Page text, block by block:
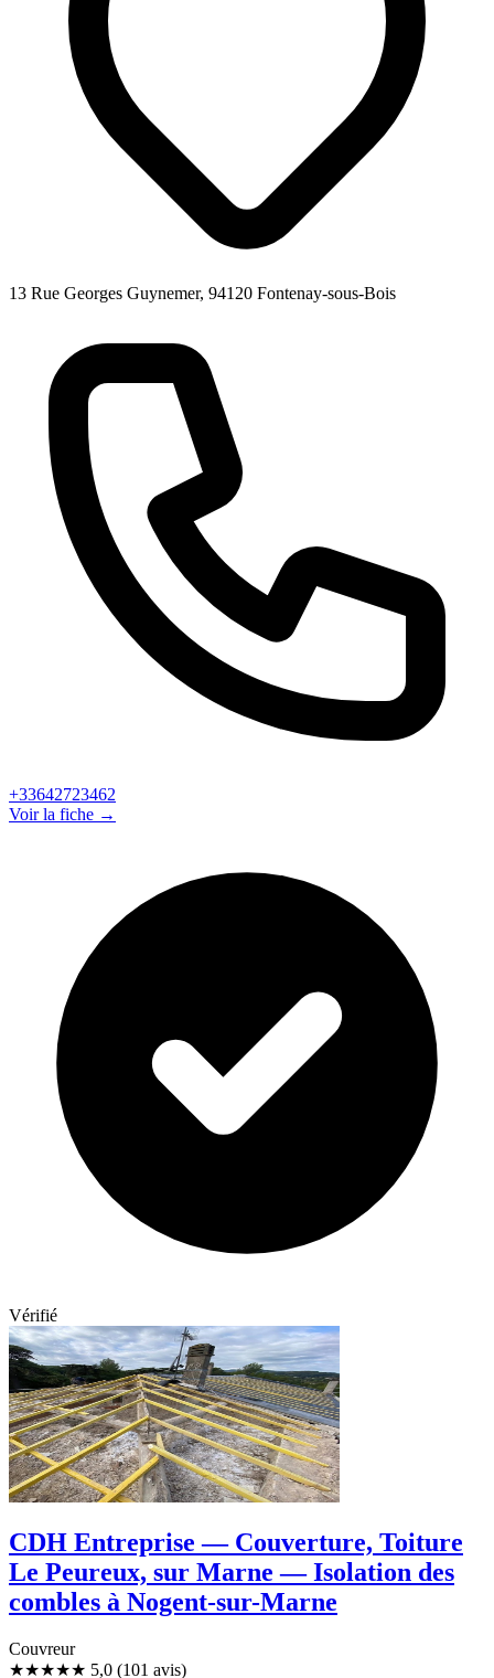
13 Rue Georges Guynemer, 94120 Fontenay-sous-Bois
+33642723462
Voir la fiche →
Vérifié
CDH Entreprise — Couverture, Toiture
Le Peureux, sur Marne — Isolation des
combles à Nogent-sur-Marne
Couvreur
★★★★★ 5,0 (101 avis)